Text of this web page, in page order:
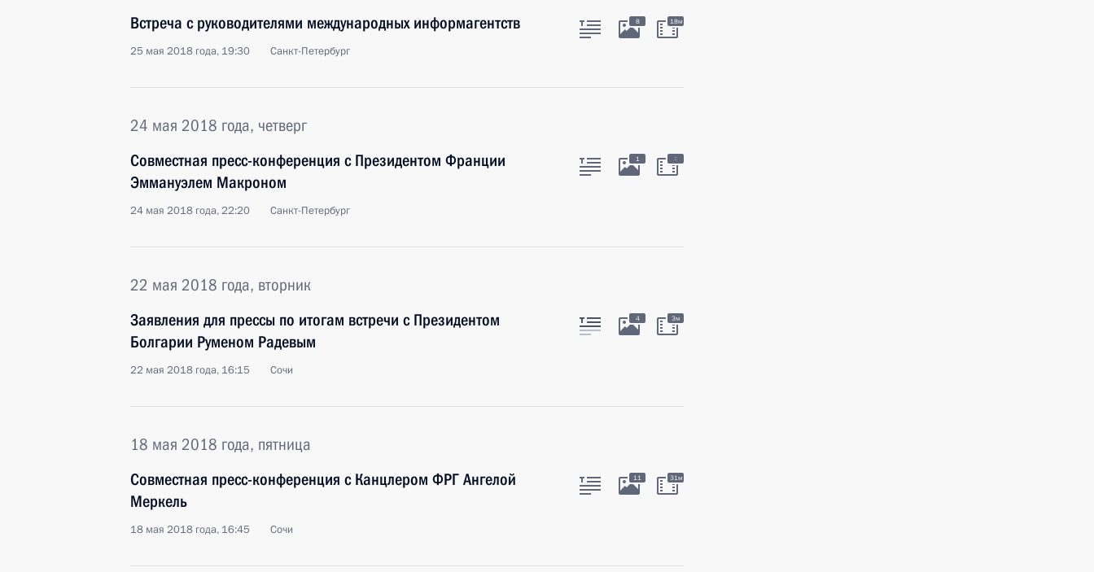
Встреча с руководителями международных информагентств
25 мая 2018 года, 19:30 Санкт-Петербург
8 18м
24 мая 2018 года, четверг
Совместная пресс-конференция с Президентом Франции
Эммануэлем Макроном
24 мая 2018 года, 22:20 Санкт-Петербург
1 :
22 мая 2018 года, вторник
Заявления для прессы по итогам встречи с Президентом
Болгарии Руменом Радевым
22 мая 2018 года, 16:15 Сочи
4 3м
18 мая 2018 года, пятница
Совместная пресс-конференция с Канцлером ФРГ Ангелой
Меркель
18 мая 2018 года, 16:45 Сочи
11 31м